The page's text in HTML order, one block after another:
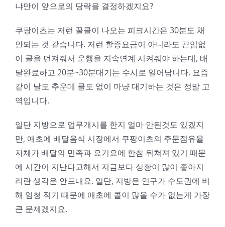
냐만이 앞으로의 당락을 결정하겠지요?
쿠팡이츠는 저런 꿀콜이 나오는 피크시간은 30분도 채
안되는 것 같습니다. 저런 할증요금이 아니라도 끈임없
이 콜을 던져줘서 운행을 지속연계 시켜줘야 하는데, 배
달완료하고 20분~30분대기는 수시로 일어납니다. 요즘
같이 날도 추운데 콜도 없이 마냥 대기하는 것은 정말 고
역입니다.
일단 지방으로 업무개시를 한지 얼마 안된것도 있겠지
만, 애초에 배달음식 시장에서 쿠팡이츠의 주문점유율
자체가 배달의 민족과 요기요에 한참 뒤쳐져 있기 때문
에 시간이 지난다고해서 지금보다 상황이 많이 좋아지
리란 생각은 안드내요. 일단, 지방은 인구가 수도권에 비
해 엄청 적기 때문에 애초에 콜이 많을 수가 없는게 가장
큰 문제겠지요.